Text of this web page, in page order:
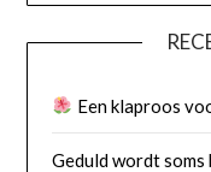
Een klaproos
Geduld wordt